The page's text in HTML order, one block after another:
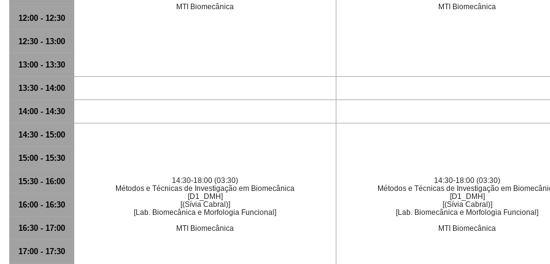
MTI Biomecânica
MTI Biomecânica
12:00 - 12:30
12:30 - 13:00
13:00 - 13:30
13:30 - 14:00
14:00 - 14:30
14:30 - 15:00
14:30-18:00 (03:30)
Métodos e Técnicas de Investigação em Biomecânica
[D1_DMH]
[(Sívia Cabral)]
[Lab. Biomecânica e Morfologia Funcional]
MTI Biomecânica
14:30-18:00 (03:30)
Métodos e Técnicas de Investigação em
[D1_DMH]
[(Sívia Cabral)]
[Lab. Biomecânica e Morfologia Funcional]
MTI Biomecânica
15:00 - 15:30
15:30 - 16:00
16:00 - 16:30
16:30 - 17:00
17:00 - 17:30